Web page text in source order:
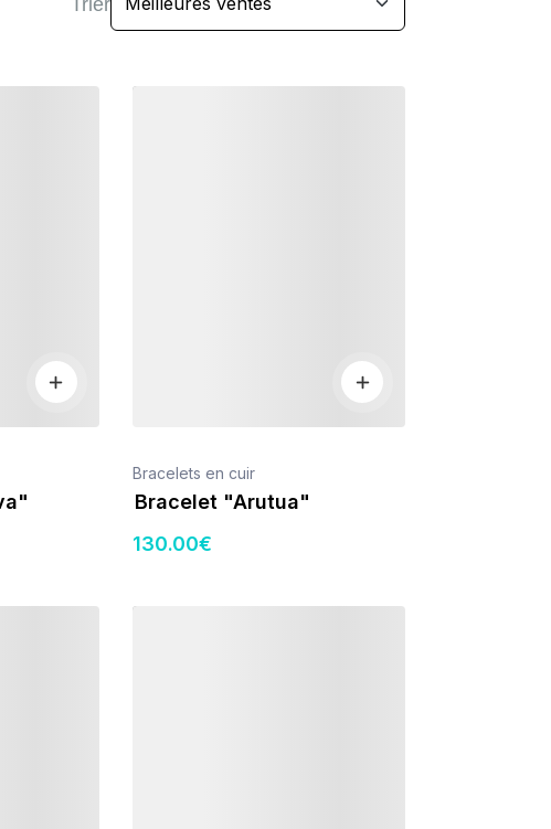
Trier
Bracelets en cuir
Bracelet "Arutua"
130.00€